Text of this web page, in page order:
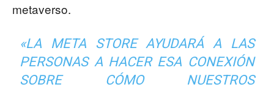
metaverso.
«LA META STORE AYUDARÁ A LAS
PERSONAS A HACER ESA CONEXIÓN
SOBRE CÓMO NUESTROS